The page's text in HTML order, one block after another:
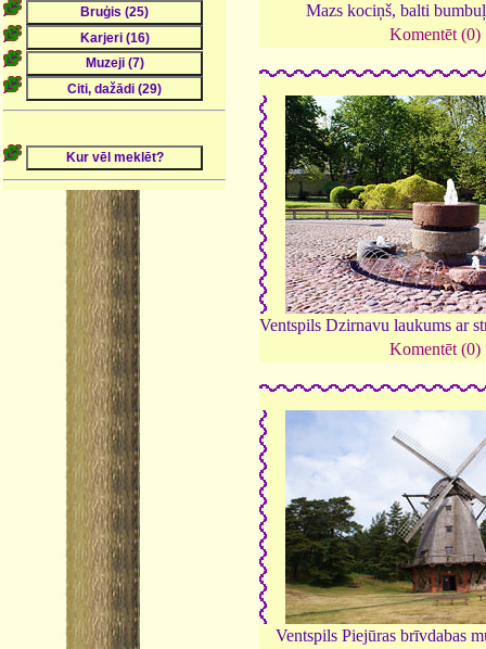
Mazs kociņš, balti
Komentēt (0)
Ventspils Dzirnavu laukums ar
Komentēt (0)
Ventspils Piejūras brīvdabas